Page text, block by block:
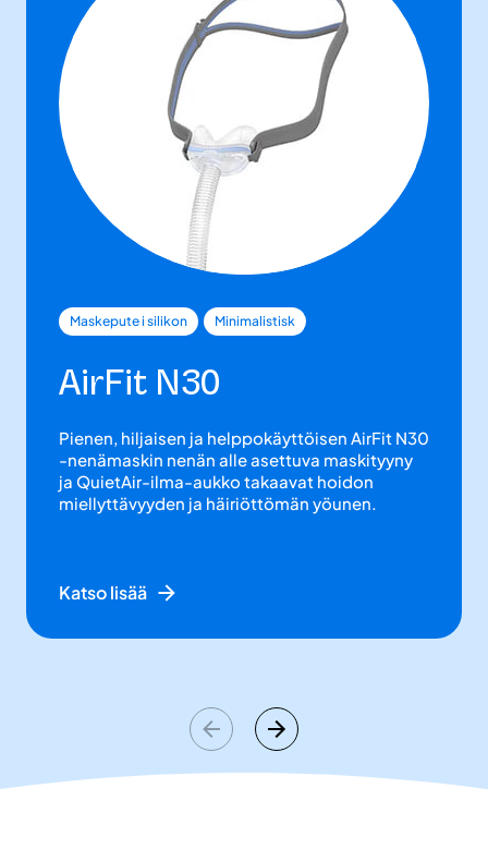
Maskepute i silikon Minimalistisk
AirFit N30
Pienen, hiljaisen ja helppokäyttöisen AirFit N30
-nenämaskin nenän alle asettuva maskityyny
ja QuietAir-ilma-aukko takaavat hoidon
miellyttävyyden ja häiriöttömän yöunen.
Katso lisää